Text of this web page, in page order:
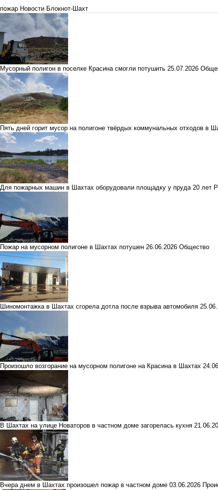
пожар Новости Блокнот-Шахт
Мусорный полигон в поселке Красина смогли потушить 25.07.2026
Пять дней горит мусор на полигоне твёрдых коммунальных отходов в
Для пожарных машин в Шахтах оборудовали площадку у пруда 20 лет
Пожар на мусорном полигоне в Шахтах потушен 26.06.2026 Общество
Шиномонтажка в Шахтах сгорела дотла после взрыва автомобиля
Произошло возгорание на мусорном полигоне на Красина в Шахтах
В Шахтах на улице Новаторов в частном доме загорелась кухня
Вчера днем в Шахтах произошел пожар в частном доме 03.06.2026